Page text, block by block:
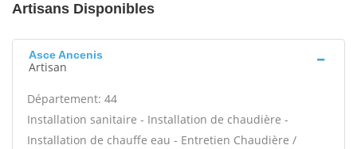
Artisans Disponibles
Asce Ancenis
Artisan
Département: 44
Installation sanitaire - Installation de chaudière -
Installation de chauffe eau - Entretien Chaudière /